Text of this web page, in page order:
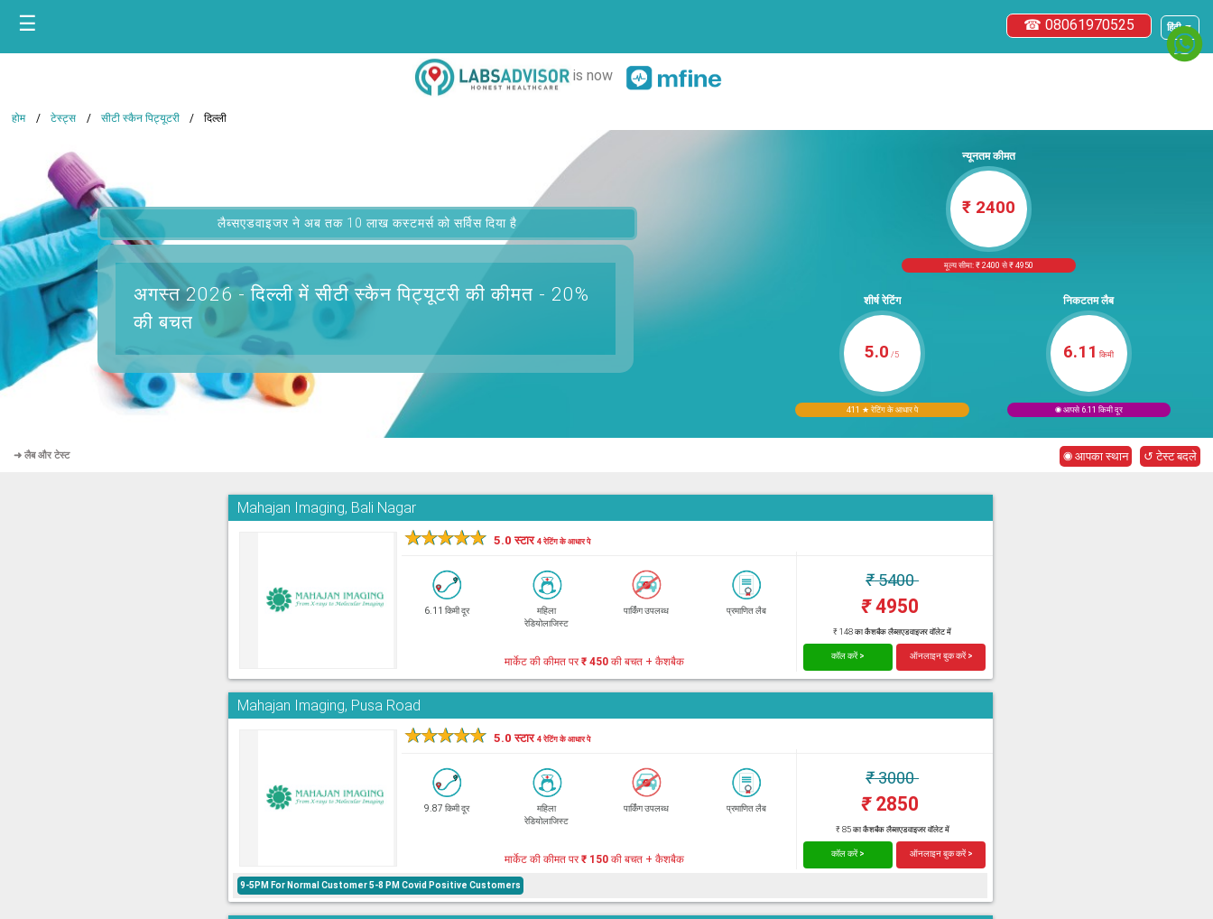
हिंदी ▼
☎ 08061970525
☰
is now
होम टेस्ट्स सीटी स्कैन पिट्यूटरी दिल्ली
लैब्सएडवाइजर ने अब तक 10 लाख कस्टमर्स को सर्विस दिया है
अगस्त 2026 -दिल्ली में सीटी स्कैन पिट्यूटरी की कीमत - 20%
की बचत
न्यूनतम कीमत
₹ 2400
मूल्य सीमा: ₹ 2400 से ₹ 4950
शीर्ष रेटिंग
5.0 /5
411 ★ रेटिंग के आधार पे
निकटतम लैब
6.11 किमी
◉ आपसे 6.11 किमी दूर
➜ लैब और टेस्ट ◉ आपका स्थान ↺ टेस्ट बदले
Mahajan Imaging, Bali Nagar
★★★★★ 5.0 स्टार4 रेटिंग के आधार पे
6.11 किमी दूर
महिला
रेडियोलाजिस्ट
पार्किंग उपलब्ध प्रमाणित लैब
₹5400
₹4950
₹ 148 का कैशबैक लैब्सएडवाइजर वॉलेट में
मार्केट की कीमत पर₹ 450 की बचत + कैशबैक कॉल करें > ऑनलाइन बुक करें >
Mahajan Imaging, Pusa Road
★★★★★ 5.0 स्टार4 रेटिंग के आधार पे
9.87 किमी दूर
महिला
रेडियोलाजिस्ट
पार्किंग उपलब्ध प्रमाणित लैब
₹3000
₹2850
₹ 85 का कैशबैक लैब्सएडवाइजर वॉलेट में
मार्केट की कीमत पर₹ 150 की बचत + कैशबैक कॉल करें > ऑनलाइन बुक करें >
9-5PM For Normal Customer 5-8 PM Covid Positive Customers